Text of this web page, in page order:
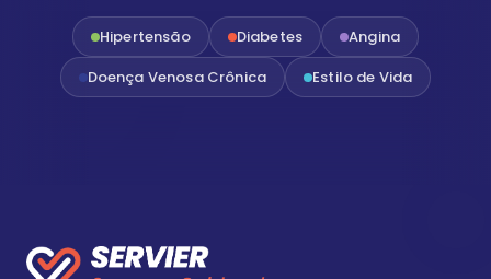
Hipertensão Diabetes
Angina
Doença Venosa Crônica
Estilo de Vida